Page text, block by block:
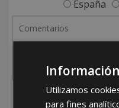
España
He leído y
Utilizamos
para fines